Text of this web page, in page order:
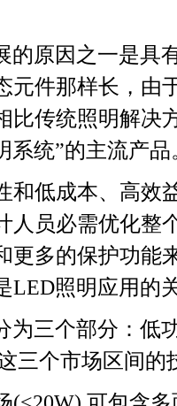
的原因之一是具
元件那样长，由
比传统照明解决
系统”的主流产
和低成本、高效
人员必需优化整
更多的保护功能
LED照明应用的
为三个部分：低
三个市场区间